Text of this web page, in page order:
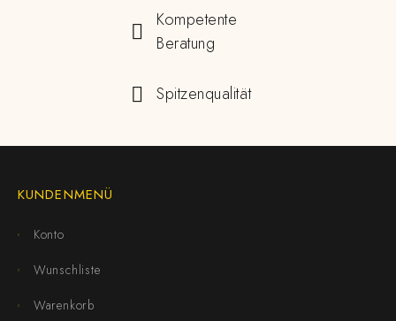
Kompetente
Beratung
Spitzenqualität
KUNDENMENÜ
Konto
Wunschliste
Warenkorb